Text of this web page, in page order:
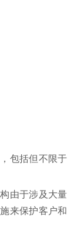
包括但不限于
由于涉及大量
来保护客户和